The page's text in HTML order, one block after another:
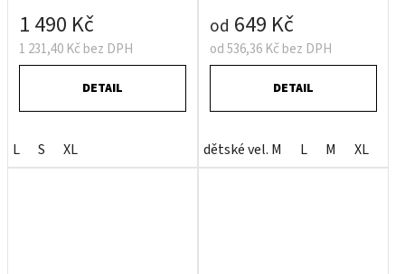
1 231,40 Kč bez DPH
1 490 Kč
DETAIL
L S XL
od 536,36 Kč bez DPH
od 649 Kč
DETAIL
dětské vel. M L M XL